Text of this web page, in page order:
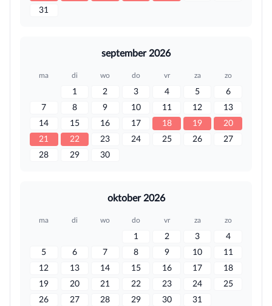
31
september 2026
ma di wo do vr za zo
1 2 3 4 5
6
7
8 9 10 11 12
13
14
15 16 17 18 19
20
21
22 23 24 25 26
27
28
29 30
oktober 2026
ma di wo do vr za zo
1 2 3
4
5
6 7 8 9 10
11
12
13 14 15 16 17
18
19
20 21 22 23 24
25
26
27 28 29 30 31